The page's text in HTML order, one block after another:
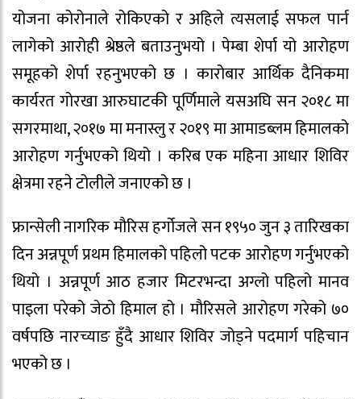
योजना कोरोनाले रोकिएको र अहिले त्यसलाई सफल पार्न
लागेको आरोही श्रेष्ठले बताउनुभयो । पेम्बा शेर्पा यो आरोहण
समूहको शेर्पा रहनुभएको छ । कारोबार आर्थिक दैनिकमा
कार्यरत गोरखा आरुघाटकी पूर्णिमाले यसअघि सन २०१८ मा
सगरमाथा, २०१७ मा मनास्लु र २०१९ मा आमाडब्लम हिमालको
आरोहण गर्नुभएको थियो । करिब एक महिना आधार शिविर
क्षेत्रमा रहने टोलीले जनाएको छ ।
फ्रान्सेली नागरिक मौरिस हर्गोजले सन १९५० जुन ३ तारिखका
दिन अन्नपूर्ण प्रथम हिमालको पहिलो पटक आरोहण गर्नुभएको
थियो । अन्नपूर्ण आठ हजार मिटरभन्दा अग्लो पहिलो मानव
पाइला परेको जेठो हिमाल हो । मौरिसले आरोहण गरेको ७०
वर्षपछि नारच्याङ हुँदै आधार शिविर जोड्ने पदमार्ग पहिचान
भएको छ ।